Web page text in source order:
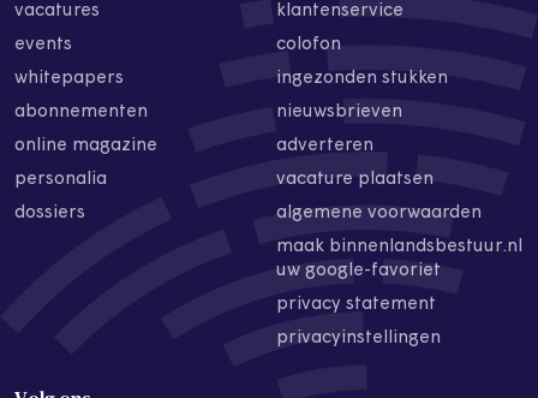
vacatures
events
whitepapers
abonnementen
online magazine
personalia
dossiers
klantenservice
colofon
ingezonden stukken
nieuwsbrieven
adverteren
vacature plaatsen
algemene voorwaarden
maak binnenlandsbestuur.nl
uw google-favoriet
privacy statement
privacyinstellingen